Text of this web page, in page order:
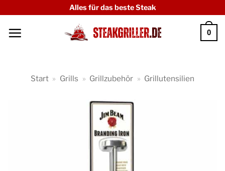
springen
Alles für das beste Steak
0
Start » Grills » Grillzubehör » Grillutensilien